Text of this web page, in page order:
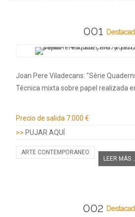
001
Joan Pere Viladecans: "Sèrie
Técnica mixta sobre papel realizada
Precio de salida 7.000 €
>> PUJAR AQUÍ
ARTE CONTEMPORANEO
LEER MÁS ...
002